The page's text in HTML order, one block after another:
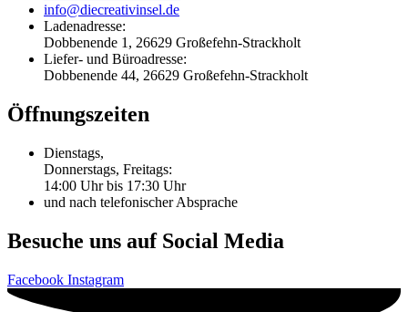
info@diecreativinsel.de
Ladenadresse:
Dobbenende 1, 26629 Großefehn-Strackholt
Liefer- und Büroadresse:
Dobbenende 44, 26629 Großefehn-Strackholt
Öffnungszeiten
Dienstags,
Donnerstags, Freitags:
14:00 Uhr bis 17:30 Uhr
und nach telefonischer Absprache
Besuche uns auf Social Media
Facebook Instagram